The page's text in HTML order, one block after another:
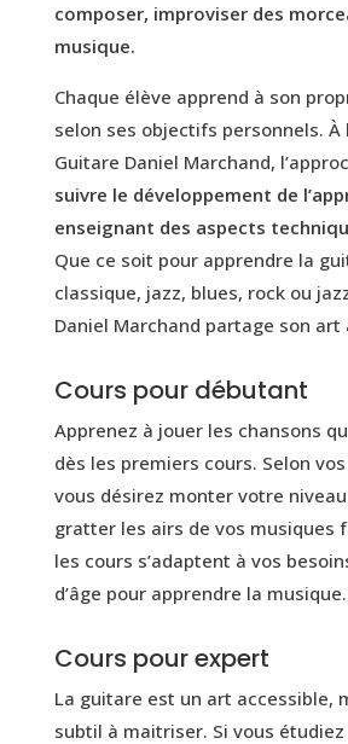
composer, improviser des
musique.
Chaque élève apprend à son
selon ses objectifs personnels. À
Guitare Daniel Marchand,
suivre le développement de
enseignant des aspects
Que ce soit pour apprendre la
classique, jazz, blues, rock ou
Daniel Marchand partage son art
Cours pour débutant
Apprenez à jouer les chansons
dès les premiers cours. Selon
vous désirez monter votre
gratter les airs de vos musiques
les cours s’adaptent à vos
d’âge pour apprendre la musique.
Cours pour expert
La guitare est un art accessible,
subtil à maitriser. Si vous